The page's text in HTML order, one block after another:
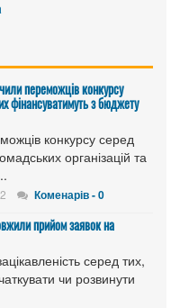
переможців конкурсу
фінансуватимуть з бюджету
конкурсу серед
організацій та
Коменарів - 0
прийом заявок на
серед тих,
чи розвинути